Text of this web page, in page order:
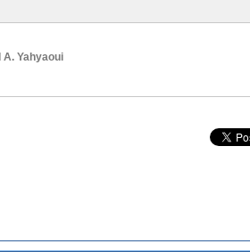
A. Yahyaoui